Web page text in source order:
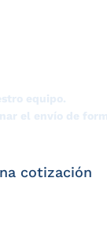
equipo.
el envío de
cotización